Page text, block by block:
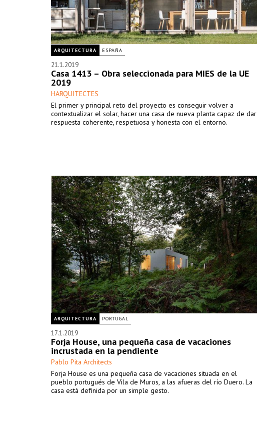
ARQUITECTURA ESPAÑA
21.1.2019
Casa 1413 – Obra seleccionada para MIES de la UE
2019
HARQUITECTES
El primer y principal reto del proyecto es conseguir volver a
contextualizar el solar, hacer una casa de nueva planta capaz de dar
respuesta coherente, respetuosa y honesta con el entorno.
ARQUITECTURA PORTUGAL
17.1.2019
Forja House, una pequeña casa de vacaciones
incrustada en la pendiente
Pablo Pita Architects
Forja House es una pequeña casa de vacaciones situada en el
pueblo portugués de Vila de Muros, a las afueras del río Duero. La
casa está definida por un simple gesto.